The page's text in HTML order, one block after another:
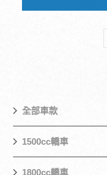
全部車款
1500cc轎車
1800cc轎車